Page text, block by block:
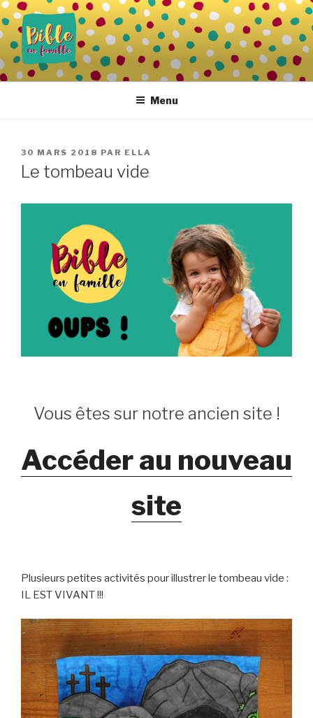
Aller
au
contenu
principal
BIBLE EN FAMILLE
Vivre la Parole de Dieu au quotidien
Menu
PUBLIÉ
LE
30 MARS 2018 PAR ELLA
Le tombeau vide
Vous êtes sur notre ancien site !
Accéder au nouveau
site
Plusieurs petites activités pour illustrer le tombeau vide :
IL EST VIVANT !!!